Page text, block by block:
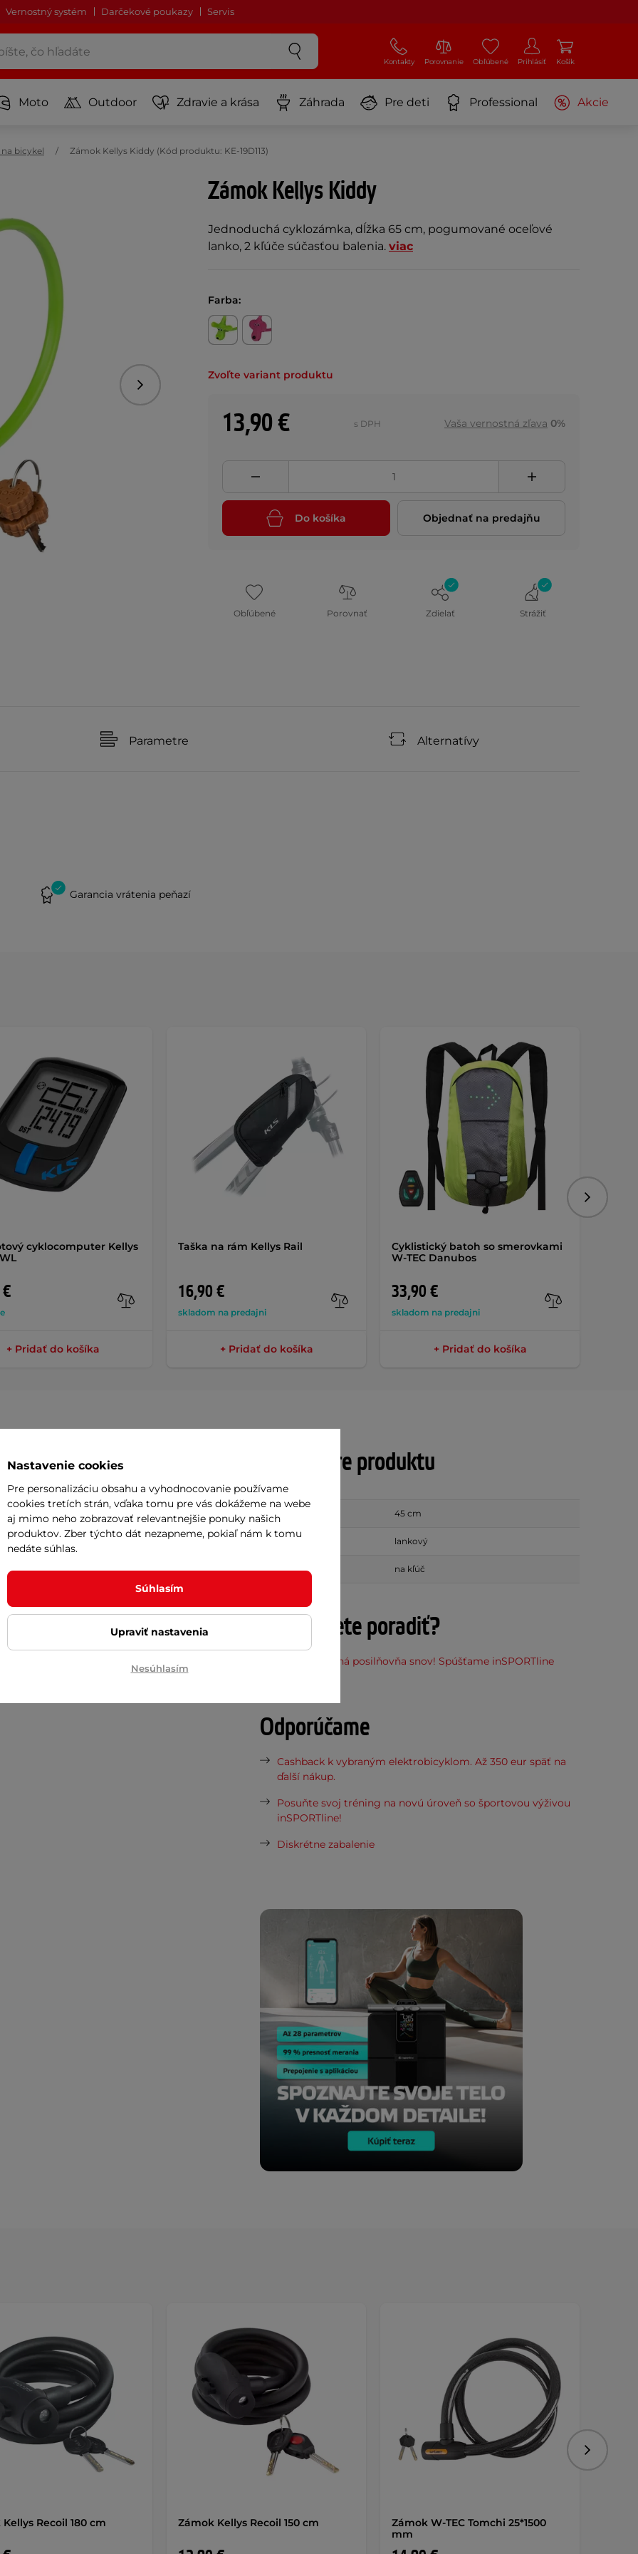
Vernostný systém Darčekové poukazy Servis
Kontakty Porovnanie Obľúbené Prihlásiť Košík
Moto Outdoor Zdravie a krása Záhrada Pre deti Professional Akcie
bicykel Zámok Kellys Kiddy (Kód produktu: KE-19D113)
Zámok Kellys Kiddy
Jednoduchá cyklozámka, dĺžka 65 cm, pogumované oceľové
lanko, 2 kľúče súčasťou balenia. viac
Nasledujúce
Farba:
Zvoľte variant produktu
13,90 € s DPH Vaša vernostná zľava 0%
Do košíka Objednať na predajňu
Obľúbené Porovnať Zdielať Strážiť
Parametre Alternatívy
Garancia vrátenia peňazí
cyklocomputer Kellys
+ Pridať do košíka
Taška na rám Kellys Rail
16,90 €
skladom na predajni
+ Pridať do košíka
Cyklistický batoh so smerovkami
W-TEC Danubos
33,90 €
skladom na predajni
+ Pridať do košíka
pre tých najmenších cyklistov!
v neónových farbách. Silikónová
manipuláciu so zámkou. Je
takže keď s ním dieťa manipuluje,
Parametre produktu
Dĺžka 45 cm
Typ zámku lankový
Typ zamykania na kľúč
Potrebujete poradiť?
Vaša dostupná posilňovňa snov! Spúšťame inSPORTline
Odporúčame
Cashback k vybraným elektrobicyklom. Až 350 eur späť na
ďalší nákup.
Posuňte svoj tréning na novú úroveň so športovou výživou
inSPORTline!
Diskrétne zabalenie
Recoil 180 cm Zámok Kellys Recoil 150 cm
Zámok W-TEC Tomchi 25*1500
mm
Nastavenie cookies
Pre personalizáciu obsahu a vyhodnocovanie používame
cookies tretích strán, vďaka tomu pre vás dokážeme na webe
aj mimo neho zobrazovať relevantnejšie ponuky našich
produktov. Zber týchto dát nezapneme, pokiaľ nám k tomu
nedáte súhlas.
Súhlasím
Upraviť nastavenia
Nesúhlasím